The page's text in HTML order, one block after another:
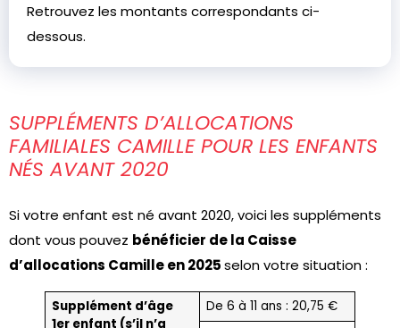
Retrouvez les montants correspondants ci-
dessous.
SUPPLÉMENTS D’ALLOCATIONS
FAMILIALES CAMILLE POUR LES ENFANTS
NÉS AVANT 2020
Si votre enfant est né avant 2020, voici les suppléments
dont vous pouvez bénéficier de la Caisse
d’allocations Camille en 2025selon votre situation :
Supplément d’âge
1er enfant (s’il n’a
De 6 à 11 ans : 20,75 €